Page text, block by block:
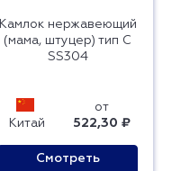
Камлок нержавеющий
(мама, штуцер) тип C
SS304
Китай
от
522,30 ₽
Смотреть